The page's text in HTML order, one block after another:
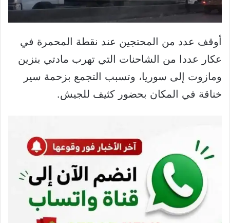
أوقف عدد من المحتجين عند نقطة المحمرة في
عكار عددا من الشاحنات التي تهرب مادتي بنزين
ومازوت إلى سوريا، وتسبب التجمع بزحمة سير
خناقة في المكان بحضور كثيف للجيش.